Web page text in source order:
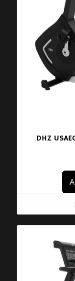
DHZ